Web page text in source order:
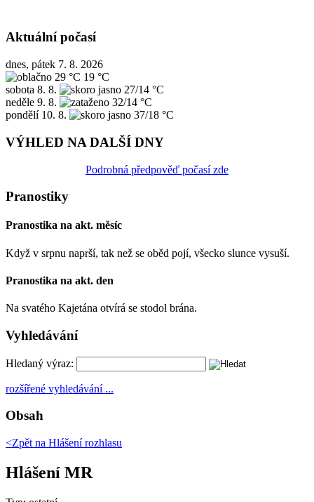
Aktuální počasí
dnes, pátek 7. 8. 2026
29 °C 19 °C
sobota 8. 8.
27/14 °C
neděle 9. 8.
32/14 °C
pondělí 10. 8. 37/18 °C
VÝHLED NA DALŠÍ DNY
Podrobná předpověď počasí zde
Pranostiky
Pranostika na akt. měsíc
Když v srpnu naprší, tak než se oběd pojí, všecko slunce vysuší.
Pranostika na akt. den
Na svatého Kajetána otvírá se stodol brána.
Vyhledávání
Hledaný výraz:
rozšířené vyhledávání ...
Obsah
<Zpět na Hlášení rozhlasu
Hlášení MR